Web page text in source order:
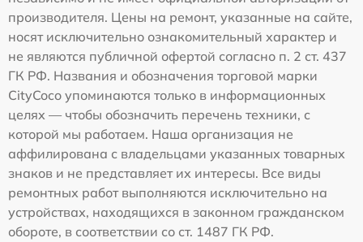
производителя. Цены на ремонт, указанные на сайте,
носят исключительно ознакомительный характер и
не являются публичной офертой согласно п. 2 ст. 437
ГК РФ. Названия и обозначения торговой марки
CityCoco упоминаются только в информационных
целях — чтобы обозначить перечень техники, с
которой мы работаем. Наша организация не
аффилирована с владельцами указанных товарных
знаков и не представляет их интересы. Все виды
ремонтных работ выполняются исключительно на
устройствах, находящихся в законном гражданском
обороте, в соответствии со ст. 1487 ГК РФ.